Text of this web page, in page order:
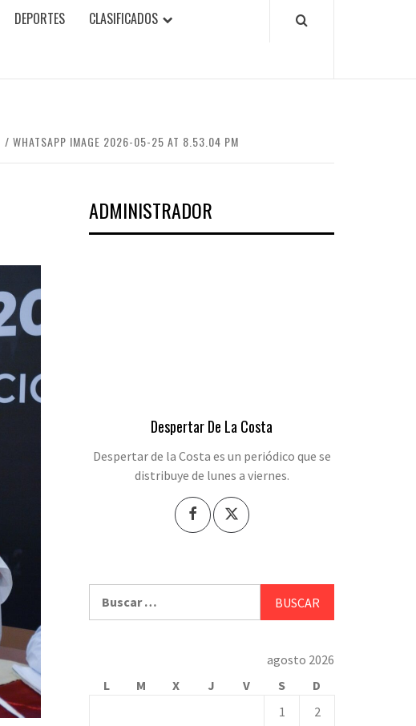
DEPORTES CLASIFICADOS
WHATSAPP IMAGE 2026-05-25 AT 8.53.04 PM
ADMINISTRADOR
Despertar De La Costa
Despertar de la Costa es un periódico que se
distribuye de lunes a viernes.
agosto 2026
L
M X J V S
D
1
2